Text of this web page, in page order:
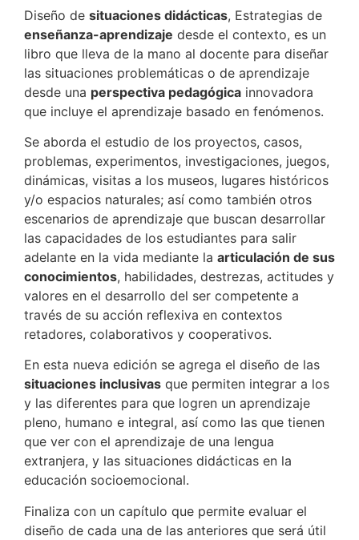
Diseño de situaciones didácticas, Estrategias de
enseñanza-aprendizaje desde el contexto, es un
libro que lleva de la mano al docente para diseñar
las situaciones problemáticas o de aprendizaje
desde una perspectiva pedagógica innovadora
que incluye el aprendizaje basado en fenómenos.
Se aborda el estudio de los proyectos, casos,
problemas, experimentos, investigaciones, juegos,
dinámicas, visitas a los museos, lugares históricos
y/o espacios naturales; así como también otros
escenarios de aprendizaje que buscan desarrollar
las capacidades de los estudiantes para salir
adelante en la vida mediante la articulación de sus
conocimientos, habilidades, destrezas, actitudes y
valores en el desarrollo del ser competente a
través de su acción reflexiva en contextos
retadores, colaborativos y cooperativos.
En esta nueva edición se agrega el diseño de las
situaciones inclusivas que permiten integrar a los
y las diferentes para que logren un aprendizaje
pleno, humano e integral, así como las que tienen
que ver con el aprendizaje de una lengua
extranjera, y las situaciones didácticas en la
educación socioemocional.
Finaliza con un capítulo que permite evaluar el
diseño de cada una de las anteriores que será útil